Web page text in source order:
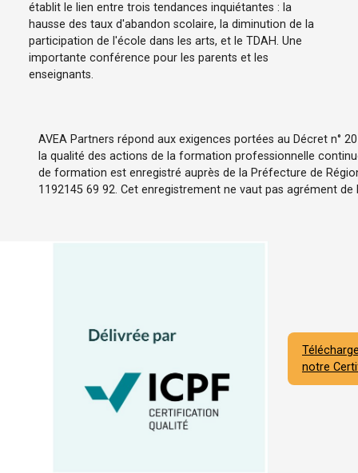
établit le lien entre trois tendances inquiétantes : la
hausse des taux d'abandon scolaire, la diminution de la
participation de l'école dans les arts, et le TDAH. Une
importante conférence pour les parents et les
enseignants.
AVEA Partners répond aux exigences portées au Décret n°
la qualité des actions de la formation professionnelle
de formation est enregistré auprès de la Préfecture de
1192145 69 92. Cet enregistrement ne vaut pas agrément de
notre